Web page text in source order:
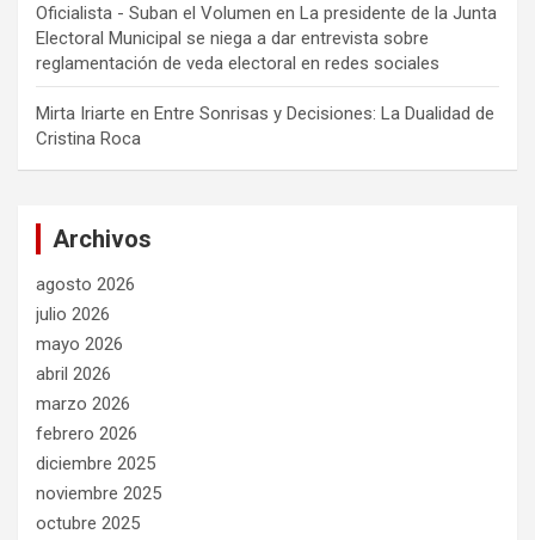
Oficialista - Suban el Volumen en La presidente de la Junta
Electoral Municipal se niega a dar entrevista sobre
reglamentación de veda electoral en redes sociales
Mirta Iriarte en Entre Sonrisas y Decisiones: La Dualidad de
Cristina Roca
Archivos
agosto 2026
julio 2026
mayo 2026
abril 2026
marzo 2026
febrero 2026
diciembre 2025
noviembre 2025
octubre 2025